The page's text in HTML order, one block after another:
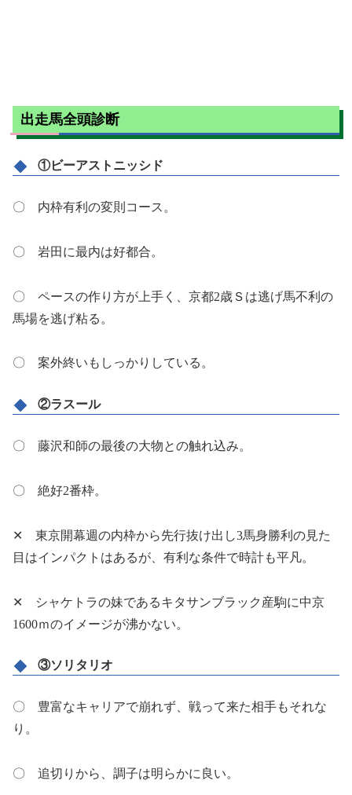
出走馬全頭診断
①ビーアストニッシド
〇 内枠有利の変則コース。
〇 岩田に最内は好都合。
〇 ペースの作り方が上手く、京都2歳Ｓは逃げ馬不利の
馬場を逃げ粘る。
〇 案外終いもしっかりしている。
②ラスール
〇 藤沢和師の最後の大物との触れ込み。
〇 絶好2番枠。
✕ 東京開幕週の内枠から先行抜け出し3馬身勝利の見た
目はインパクトはあるが、有利な条件で時計も平凡。
✕ シャケトラの妹であるキタサンブラック産駒に中京
1600ｍのイメージが沸かない。
③ソリタリオ
〇 豊富なキャリアで崩れず、戦って来た相手もそれな
り。
〇 追切りから、調子は明らかに良い。